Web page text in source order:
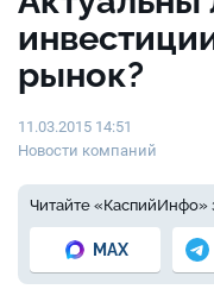
рынок?
11.03.2015 14:51
Новости компаний
Читайте «КаспийИнфо»
MAX